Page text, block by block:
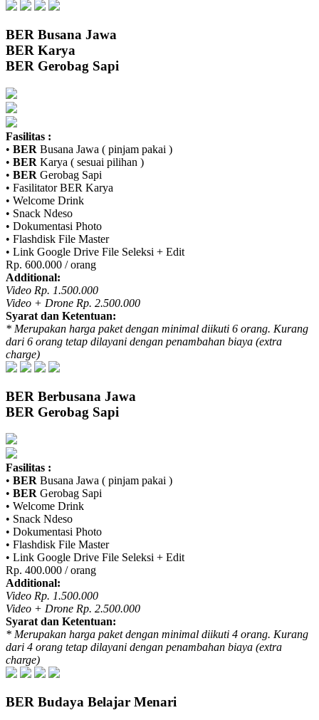
BER Busana Jawa
BER Karya
BER Gerobag Sapi
Fasilitas :
• BER Busana Jawa ( pinjam pakai )
• BER Karya ( sesuai pilihan )
• BER Gerobag Sapi
• FasilitatorBER Karya
• Welcome Drink
• Snack Ndeso
• Dokumentasi Photo
• Flashdisk File Master
• Link Google Drive File Seleksi + Edit
Rp. 600.000 / orang
Additional:
Video Rp. 1.500.000
Video + Drone Rp. 2.500.000
Syarat dan Ketentuan:
* Merupakan harga paket dengan minimal diikuti 6 orang. Kurang
dari 6 orang tetap dilayani dengan penambahan biaya (extra
charge)
BER Berbusana Jawa
BER Gerobag Sapi
Fasilitas :
• BER Busana Jawa ( pinjam pakai )
• BER Gerobag Sapi
• Welcome Drink
• Snack Ndeso
• Dokumentasi Photo
• Flashdisk File Master
• Link Google Drive File Seleksi + Edit
Rp. 400.000 / orang
Additional:
Video Rp. 1.500.000
Video + Drone Rp. 2.500.000
Syarat dan Ketentuan:
* Merupakan harga paket dengan minimal diikuti 4 orang. Kurang
dari 4 orang tetap dilayani dengan penambahan biaya (extra
charge)
BER Budaya Belajar Menari